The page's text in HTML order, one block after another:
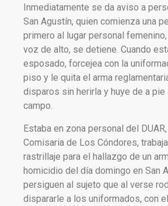
Inmediatamente se da aviso a
San Agustín, quien comienza una
primero al lugar personal
voz de alto, se detiene. Cuando
esposado, forcejea con la
piso y le quita el arma
disparos sin herirla y huye de a pie
campo.
Estaba en zona personal del
Comisaria de Los Cóndores,
rastrillaje para el hallazgo de un
homicidio del día domingo en San
persiguen al sujeto que al verse
dispararle a los uniformados, con